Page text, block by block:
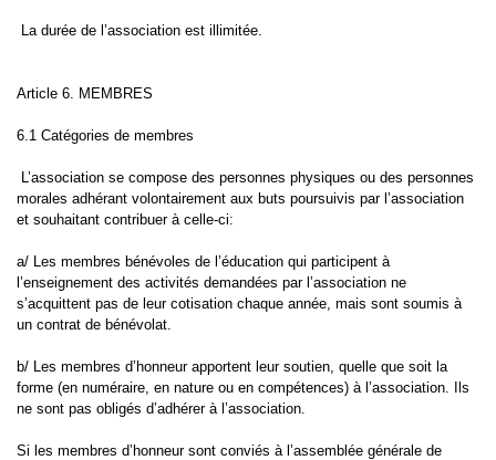
La durée de l’association est illimitée.
Article 6. MEMBRES
6.1 Catégories de membres
L’association se compose des personnes physiques ou des personnes
morales adhérant volontairement aux buts poursuivis par l’association
et souhaitant contribuer à celle-ci:
a/ Les membres bénévoles de l’éducation qui participent à
l’enseignement des activités demandées par l’association ne
s’acquittent pas de leur cotisation chaque année, mais sont soumis à
un contrat de bénévolat.
b/ Les membres d’honneur apportent leur soutien, quelle que soit la
forme (en numéraire, en nature ou en compétences) à l’association. Ils
ne sont pas obligés d’adhérer à l’association.
Si les membres d’honneur sont conviés à l’assemblée générale de